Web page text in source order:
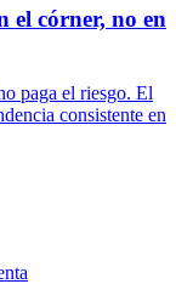
el córner, no en
paga el riesgo. El
consistente en